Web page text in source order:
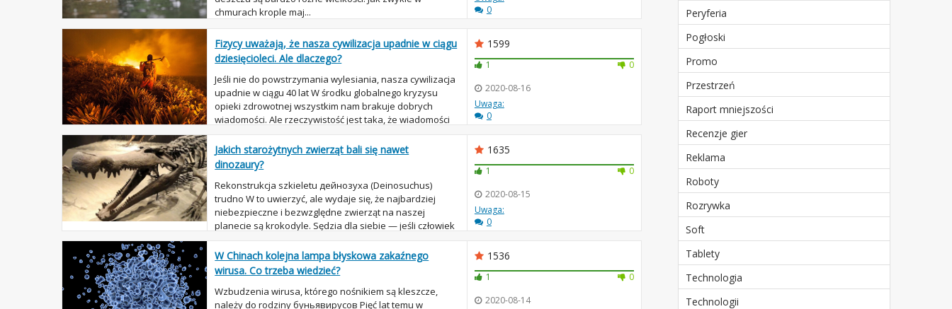
chmurach krople maj...
0
Fizycy uważają, że nasza cywilizacja upadnie w ciągu
dziesięcioleci. Ale dlaczego?
Jeśli nie do powstrzymania wylesiania, nasza cywilizacja
upadnie w ciągu 40 lat W środku globalnego kryzysu
opieki zdrowotnej wszystkim nam brakuje dobrych
wiadomości. Ale rzeczywistość jest taka, że wiadomości
alarmowych dziś wię...
1599
1
0
2020-08-16
Uwaga:
0
Jakich starożytnych zwierząt bali się nawet
dinozaury?
Rekonstrukcja szkieletu дейнозуха (Deinosuchus)
trudno W to uwierzyć, ale wydaje się, że najbardziej
niebezpieczne i bezwzględne zwierząt na naszej
planecie są krokodyle. Sędzia dla siebie — jeśli człowiek
lub jakieś zwierzę znajd...
1635
1
0
2020-08-15
Uwaga:
0
W Chinach kolejna lampa błyskowa zakaźnego
wirusa. Co trzeba wiedzieć?
Wzbudzenia wirusa, którego nośnikiem są kleszcze,
należy do rodziny буньявирусов Pięć lat temu w
1536
1
0
2020-08-14
Peryferia
Pogłoski
Promo
Przestrzeń
Raport mniejszości
Recenzje gier
Reklama
Roboty
Rozrywka
Soft
Tablety
Technologia
Technologii